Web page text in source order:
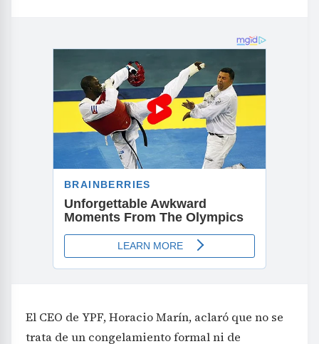
El CEO de YPF, Horacio Marín, aclaró que no se
trata de un congelamiento formal ni de